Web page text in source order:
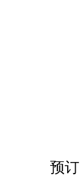
预订